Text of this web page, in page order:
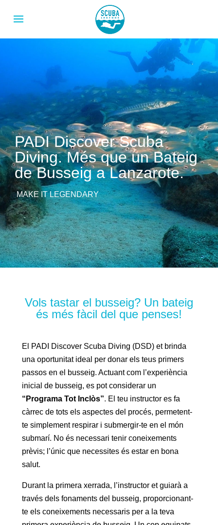
PADI Discover Scuba
Diving. Més que un Bateig
de Busseig a Lanzarote.
MAKE IT LEGENDARY
Vols tastar el busseig? Un bateig
és més fàcil del que penses!
El PADI Discover Scuba Diving (DSD) et brinda
una oportunitat ideal per donar els teus primers
passos en el busseig. Actuant com l’experiència
inicial de busseig, es pot considerar un
“Programa Tot Inclòs”. El teu instructor es fa
càrrec de tots els aspectes del procés, permetent-
te simplement respirar i submergir-te en el món
submarí. No és necessari tenir coneixements
prèvis; l’únic que necessites és estar en bona
salut.
Durant la primera xerrada, l’instructor et guiarà a
través dels fonaments del busseig, proporcionant-
te els coneixements necessaris per a la teva